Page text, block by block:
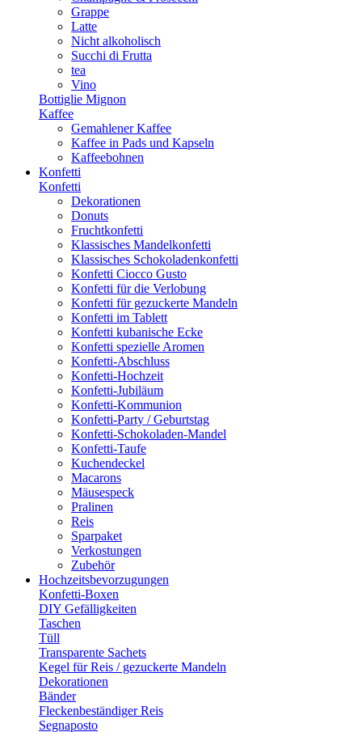
Grappe
Latte
Nicht alkoholisch
Succhi di Frutta
tea
Vino
Bottiglie Mignon
Kaffee
Gemahlener Kaffee
Kaffee in Pads und Kapseln
Kaffeebohnen
Konfetti
Konfetti
Dekorationen
Donuts
Fruchtkonfetti
Klassisches Mandelkonfetti
Klassisches Schokoladenkonfetti
Konfetti Ciocco Gusto
Konfetti für die Verlobung
Konfetti für gezuckerte Mandeln
Konfetti im Tablett
Konfetti kubanische Ecke
Konfetti spezielle Aromen
Konfetti-Abschluss
Konfetti-Hochzeit
Konfetti-Jubiläum
Konfetti-Kommunion
Konfetti-Party / Geburtstag
Konfetti-Schokoladen-Mandel
Konfetti-Taufe
Kuchendeckel
Macarons
Mäusespeck
Pralinen
Reis
Sparpaket
Verkostungen
Zubehör
Hochzeitsbevorzugungen
Konfetti-Boxen
DIY Gefälligkeiten
Taschen
Tüll
Transparente Sachets
Kegel für Reis / gezuckerte Mandeln
Dekorationen
Bänder
Fleckenbeständiger Reis
Segnaposto